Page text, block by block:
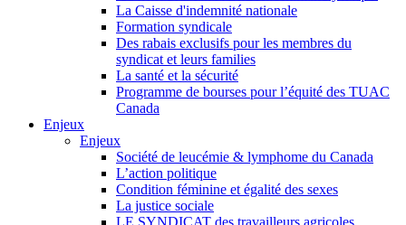
La Caisse d'indemnité nationale
Formation syndicale
Des rabais exclusifs pour les membres du
syndicat et leurs families
La santé et la sécurité
Programme de bourses pour l’équité des TUAC
Canada
Enjeux
Enjeux
Société de leucémie & lymphome du Canada
L’action politique
Condition féminine et égalité des sexes
La justice sociale